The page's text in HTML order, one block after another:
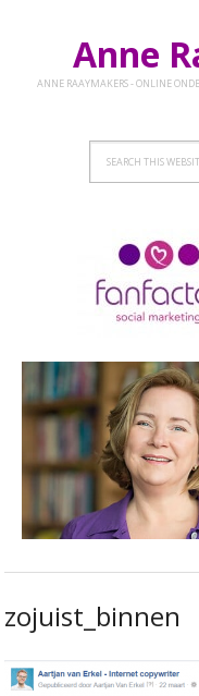
Anne
ANNE RAAYMAKERS - ONLINE
zojuist_binnen